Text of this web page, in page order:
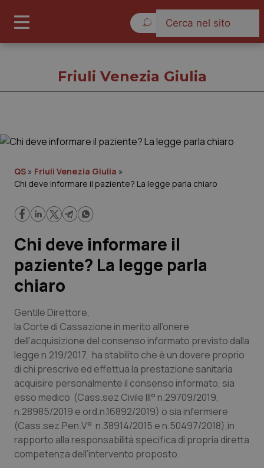
Cronache
Lavoro e Professioni
Scienza e Farmaci
Studi e Analisi
Lettere al direttore
Edizioni Regionali
QS Pro
Professionisti Sanitari.AI
Friuli Venezia Giulia
QS » Friuli Venezia Giulia »
Chi deve informare il paziente? La legge parla chiaro
Chi deve informare il
paziente? La legge parla
chiaro
Gentile Direttore,
la Corte di Cassazione in merito all’onere
dell’acquisizione del consenso informato previsto dalla
legge n.219/2017, ha stabilito che è un dovere proprio
di chi prescrive ed effettua la prestazione sanitaria
acquisire personalmente il consenso informato, sia
esso medico (Cass.sez Civile III° n.29709/2019,
n.28985/2019 e ord.n.16892/2019) o sia infermiere
(Cass.sez.Pen.V° n.38914/2015 e n.50497/2018),in
rapporto alla responsabilità specifica di propria diretta
competenza dell’intervento proposto.